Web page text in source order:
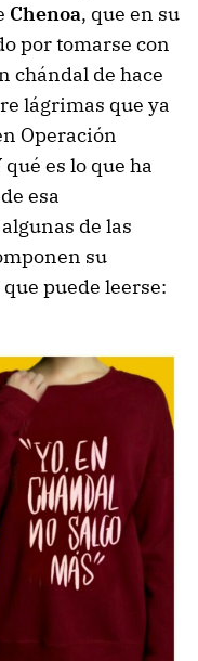
Chenoa, que en su
por tomarse con
chándal de hace
lágrimas que ya
Operación
qué es lo que ha
esa
de las
su
puede leerse: